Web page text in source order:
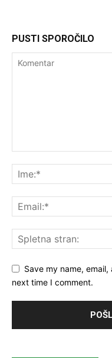
PUSTI SPOROČILO
Save my name,
next time I comment.